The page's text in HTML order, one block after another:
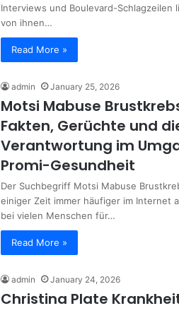
Interviews und Boulevard-Schlagzeilen
von ihnen…
Read More »
admin January 25, 2026
Motsi Mabuse
Fakten, Gerüchte und
Verantwortung im
Promi-Gesundheit
Der Suchbegriff Motsi Mabuse
einiger Zeit immer häufiger im Internet
bei vielen Menschen für…
Read More »
admin January 24, 2026
Christina Plate